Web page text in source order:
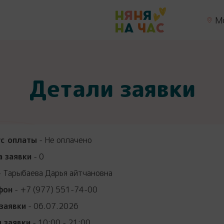
Детали заявки
оплаты - Не оплачено
заявки - 0
Тарыбаева Дарья айтчановна
- +7 (977) 551-74-00
- 06.07.2026